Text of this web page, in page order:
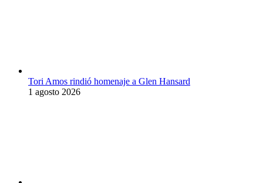
Tori Amos rindió homenaje a Glen Hansard
1 agosto 2026